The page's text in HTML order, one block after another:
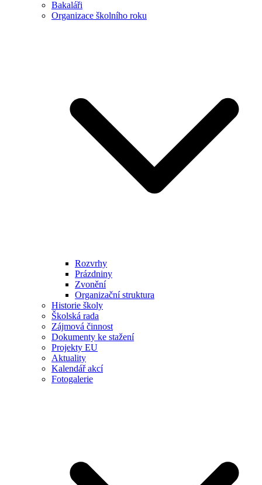
Bakaláři
Organizace školního roku
Rozvrhy
Prázdniny
Zvonění
Organizační struktura
Historie školy
Školská rada
Zájmová činnost
Dokumenty ke stažení
Projekty EU
Aktuality
Kalendář akcí
Fotogalerie